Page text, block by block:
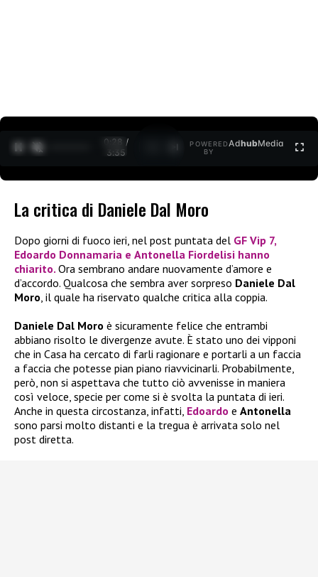
0:29 /
3:35
POWERED
BY
AdhubMedia
La critica di Daniele Dal Moro
Dopo giorni di fuoco ieri, nel post puntata del GF Vip 7,
Edoardo Donnamaria e Antonella Fiordelisi hanno
chiarito. Ora sembrano andare nuovamente d’amore e
d’accordo. Qualcosa che sembra aver sorpreso Daniele Dal
Moro, il quale ha riservato qualche critica alla coppia.
Daniele Dal Moro è sicuramente felice che entrambi
abbiano risolto le divergenze avute. È stato uno dei vipponi
che in Casa ha cercato di farli ragionare e portarli a un faccia
a faccia che potesse pian piano riavvicinarli. Probabilmente,
però, non si aspettava che tutto ciò avvenisse in maniera
così veloce, specie per come si è svolta la puntata di ieri.
Anche in questa circostanza, infatti, Edoardo e Antonella
sono parsi molto distanti e la tregua è arrivata solo nel
post diretta.